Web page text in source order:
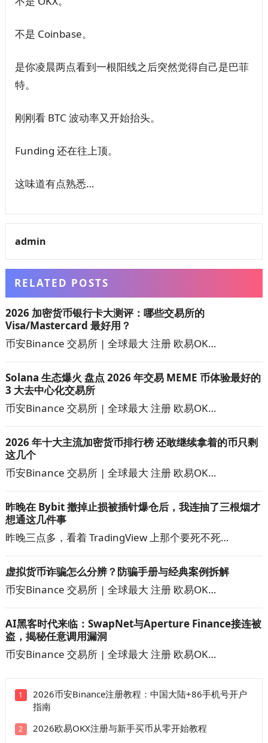
不是 Coinbase。
是你凌晨两点看到一根阳线之后突然觉得自己是巴菲
特。
刚刚看 BTC 波动率又开始抬头。
Funding 还在往上顶。
这味道有点熟悉…
admin
RELATED POSTS
2026 加密货币银行卡大测评：哪些交易所的
Visa/Mastercard 最好用？
币安Binance 交易所 | 全球最大 注册 欧易OK…
Solana 生态爆火 盘点 2026 年交易 MEME 币体验最好的
3 大去中心化交易所
币安Binance 交易所 | 全球最大 注册 欧易OK…
2026 年十大主流加密货币排行榜 还敢继续拿着的币只剩
这几个
币安Binance 交易所 | 全球最大 注册 欧易OK…
昨晚在 Bybit 撤掉止损被插针爆仓后，我连抽了三根烟才
想通这几件事
昨晚三点多，看着 TradingView 上那个要死不死…
虚拟货币诈骗怎么分辨？防骗手册与经典案例拆解
币安Binance 交易所 | 全球最大 注册 欧易OK…
AI黑客时代来临：SwapNet与Aperture Finance接连被
盗，揭秘任意调用漏洞
币安Binance 交易所 | 全球最大 注册 欧易OK…
1
2026币安Binance注册教程：中国大陆+86手机号开户
指南
2 2026欧易OKX注册与新手买币从零开始教程